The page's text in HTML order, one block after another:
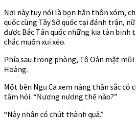
Nơi này tuy nói là bọn hắn thôn xóm,
quốc cùng Tây Sở quốc tại đánh trận,
được Bắc Tấn quốc những kia tàn binh
chắc muốn xui xẻo.
Phía sau trong phòng, Tô Oản mặt
Hoàng.
Một bên Ngu Ca xem nàng thần sắc có
tâm hỏi: “Nương nương thế nào?”
“Này nhân có chút thành quả.”